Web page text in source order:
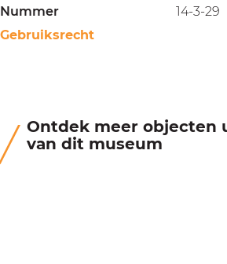
Nummer
14-3-29
Gebruiksrecht
Ontdek meer objecten
van dit museum